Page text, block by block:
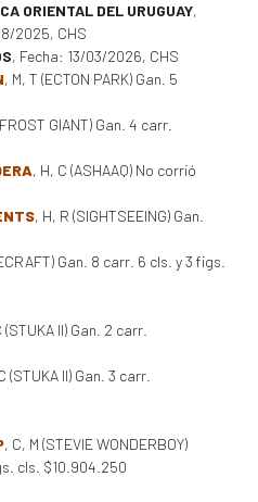
ORIENTAL DEL URUGUAY,
2025, CHS
, Fecha: 13/03/2026, CHS
, M, T (ECTON PARK) Gan. 5
GIANT) Gan. 4 carr.
, H, C (ASHAAQ) No corrió
, H, R (SIGHTSEEING) Gan.
Gan. 8 carr. 6 cls. y 3 figs.
(STUKA II) Gan. 2 carr.
(STUKA II) Gan. 3 carr.
, C, M (STEVIE WONDERBOY)
cls. $10.904.250